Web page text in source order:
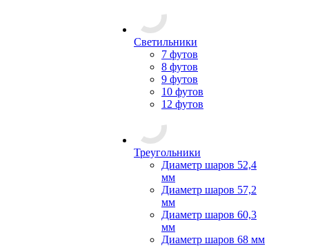
Светильники
7 футов
8 футов
9 футов
10 футов
12 футов
Треугольники
Диаметр шаров 52,4
мм
Диаметр шаров 57,2
мм
Диаметр шаров 60,3
мм
Диаметр шаров 68 мм